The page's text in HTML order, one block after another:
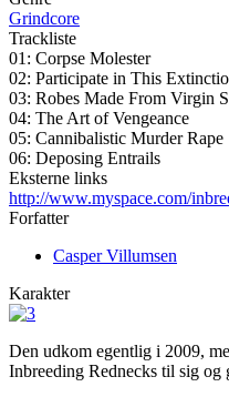
Grindcore
Trackliste
01: Corpse Molester
02: Participate in This
03: Robes Made From Virgin
04: The Art of Vengeance
05: Cannibalistic Murder Rape
06: Deposing Entrails
Eksterne links
http://www.myspace.com/
Forfatter
Casper Villumsen
Karakter
Den udkom egentlig i 2009,
Inbreeding Rednecks til sig og